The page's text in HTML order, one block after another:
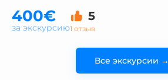
400€ 5
1 отзыв
за экскурсию
Все экскурсии →